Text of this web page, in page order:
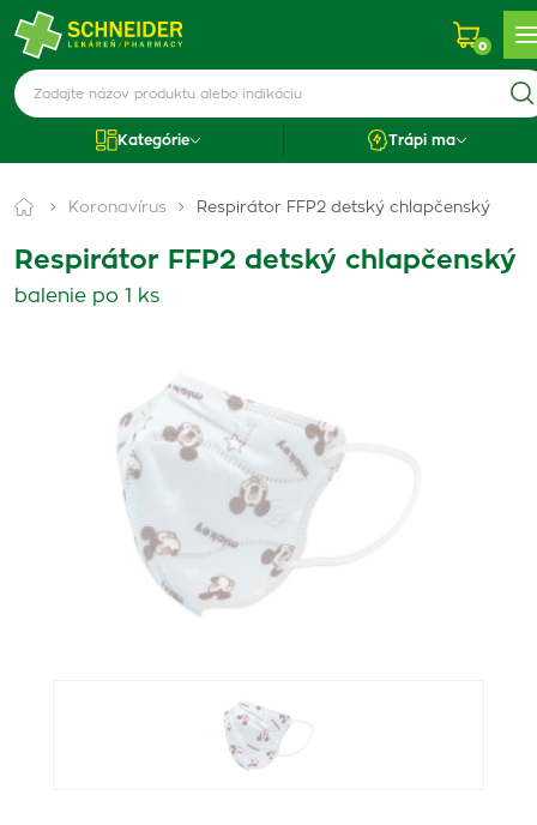
0
Kategórie Trápi ma
Koronavírus Respirátor FFP2 detský chlapčenský
Respirátor FFP2 detský chlapčenský
balenie po 1 ks